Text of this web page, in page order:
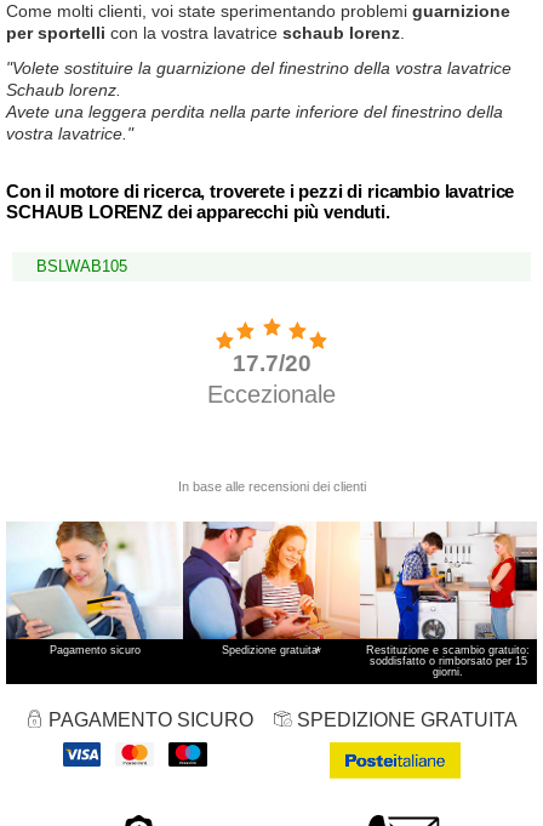
Come molti clienti, voi state sperimentando problemi guarnizione
per sportelli con la vostra lavatrice schaub lorenz
"Volete sostituire la guarnizione del finestrino della vostra lavatrice
Schaub lorenz.
Avete una leggera perdita nella parte inferiore del finestrino della
vostra lavatrice."
Con il motore di ricerca, troverete i pezzi di ricambio lavatrice
SCHAUB LORENZ dei apparecchi più venduti.
BSLWAB105
Pagamento sicuro Spedizione gratuita*
Restituzione e scambio gratuito:
soddisfatto o rimborsato per 15
giorni.
PAGAMENTO SICURO SPEDIZIONE GRATUITA